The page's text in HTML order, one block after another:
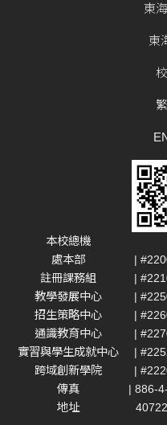
東
東
本校總機
處本部
|
註冊課務組
|
教學發展中心
|
招生策略中心
|
通識教育中心
|
實習與學生成就中心
|
跨域創新學院
|
傳真
| 886-
地址